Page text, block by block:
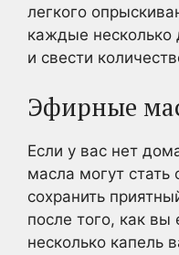
легкого
каждые несколько
и свести
Эфирные
Если у вас нет
масла могут
сохранить
после того, как вы
несколько капель